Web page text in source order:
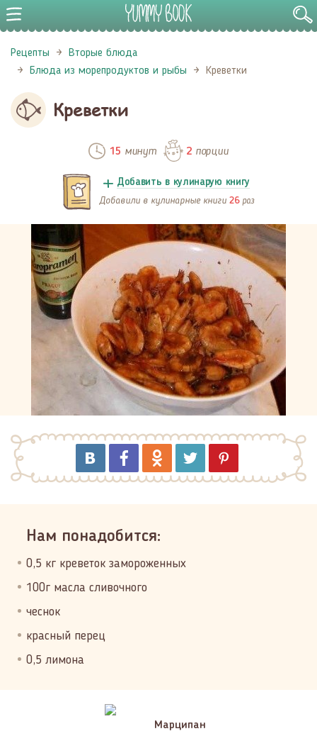
Рецепты
Вторые блюда
Блюда из морепродуктов и рыбы
Креветки
Креветки
15 минут 2порции
Добавить в кулинарую книгу
Добавили в кулинарные книги 26 раз
Нам понадобится:
0,5 кг креветок замороженных
100г масла сливочного
чеснок
красный перец
0,5 лимона
Марципан